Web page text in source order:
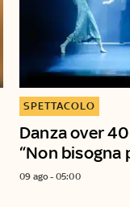
Danza over
“Non bisogna
SPETTACOLO
09 ago - 05:00